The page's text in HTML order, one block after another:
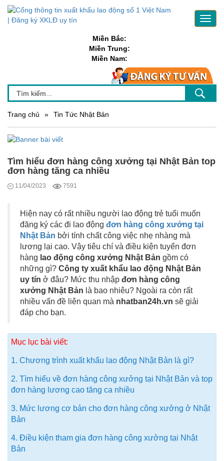
Miền Bắc:
Miền Trung:
Miền Nam:
Trang chủ » Tin Tức Nhật Bản
Tìm hiểu đơn hàng công xưởng tại Nhật Bản top
đơn hàng tăng ca nhiều
11/04/2023 7591
Hiện nay có rất nhiều người lao động trẻ tuổi muốn
đăng ký các đi lao động đơn hàng công xưởng tại
Nhật Bản bởi tính chất công việc nhẹ nhàng mà
lương lại cao. Vậy tiêu chí và điều kiện tuyển đơn
hàng lao động công xưởng Nhật Bản gồm có
những gì? Công ty xuất khẩu lao động Nhật Bản
uy tín ở đâu? Mức thu nhập đơn hàng công
xưởng Nhật Bản là bao nhiêu? Ngoài ra còn rất
nhiều vấn đề liên quan mà nhatban24h.vn sẽ giải
đáp cho bạn.
Mục lục bài viết:
1. Chương trình xuất khẩu lao động Nhật Bản là gì?
2. Tìm hiểu về đơn hàng công xưởng tại Nhật Bản và top
đơn hàng lương cao tăng ca nhiều
3. Mức lương cơ bản cho đơn hàng công xưởng ở Nhật
Bản
4. Điều kiện tham gia đơn hàng công xưởng tại Nhật
Bản